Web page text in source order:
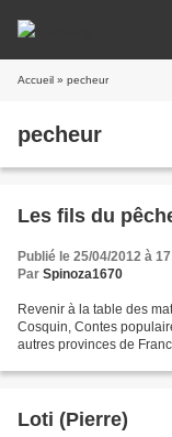
Accueil » pecheur
pecheur
Les fils du
Publié le 25/04/2012 à
Par Spinoza1670
Revenir à la table des
Cosquin, Contes
autres provinces de
Loti (Pierre)